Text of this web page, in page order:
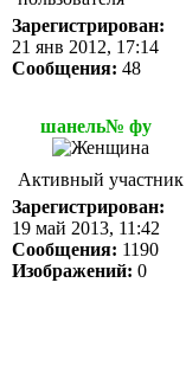
Зарегистрирован:
21 янв 2012, 17:14
Сообщения: 48
шанель№ фу
Активный участник
Зарегистрирован:
19 май 2013, 11:42
Сообщения: 1190
Изображений: 0